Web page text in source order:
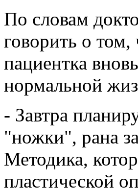
По словам
говорить о
пациентка
нормальной
- Завтра
"ножки", рана
Методика,
пластической